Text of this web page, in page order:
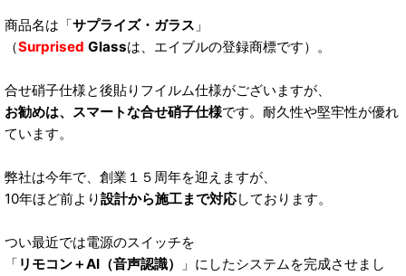
商品名は「サプライズ・ガラス 」
（Surprised Glassは、エイブルの登録商標です）。
合せ硝子仕様と後貼りフイルム仕様がございますが、
お勧めは、スマートな合せ硝子仕様です。耐久性や堅牢性が優れ
ています。
弊社は今年で、創業１５周年を迎えますが、
10年ほど前より設計から施工まで対応しております。
つい最近では電源のスイッチを
「 リモコン＋AI（音声認識）
」にしたシステムを完成させまし